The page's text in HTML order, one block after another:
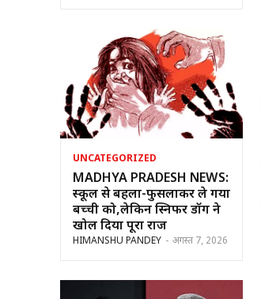
UNCATEGORIZED
MADHYA PRADESH NEWS:
स्कूल से बहला-फुसलाकर ले गया
बच्ची को,लेकिन स्निफर डॉग ने
खोल दिया पूरा राज
HIMANSHU PANDEY - अगस्त 7, 2026